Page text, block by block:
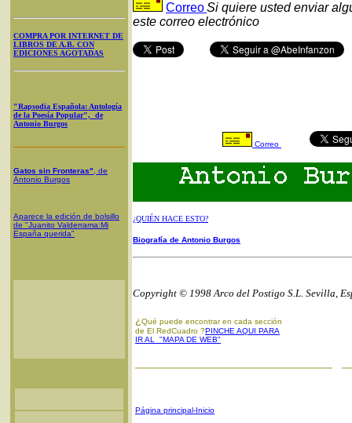
COMPRA POR INTERNET DE
LIBROS DE A.B. CON
EDICIONES AGOTADAS
"Rapsodia Española: Antología
de la Poesía Popular", de
Antonio Burgos
Gatos sin Fronteras" , de
Antonio Burgos
Aparece la edición de bolsillo
de "Juanito Valderrama:Mi
España querida"
CorreoSi quiere usted enviar
este correo electrónico
Correo
¿QUIÉN HACE ESTO?
Biografía de Antonio Burgos
Copyright © 1998 Arco del Postigo S.L. Sevilla,
¿ Qué puede encontrar en cada sección
de El RedCuadro ?PINCHE AQUI PARA
IR AL "MAPA DE WEB"
Página principal-Inicio